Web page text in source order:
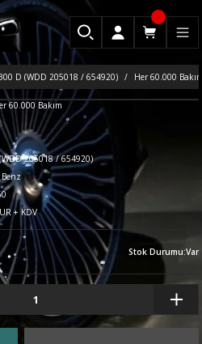
D (WDD 205018 / 654920) Her 60.000
205018 / 654920)
Benz
+ KDV
Stok Durumu:Var